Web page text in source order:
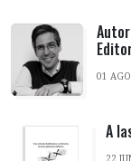
01
A